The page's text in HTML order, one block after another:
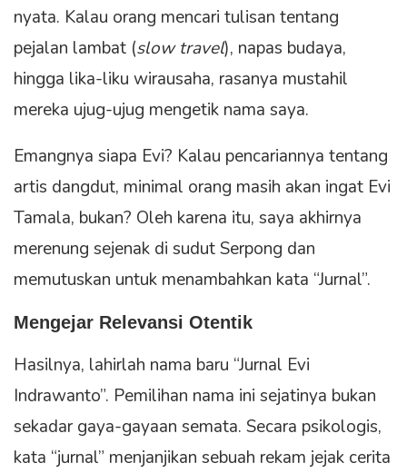
nyata. Kalau orang mencari tulisan tentang
pejalan lambat (slow travel), napas budaya,
hingga lika-liku wirausaha, rasanya mustahil
mereka ujug-ujug mengetik nama saya.
Emangnya siapa Evi? Kalau pencariannya tentang
artis dangdut, minimal orang masih akan ingat Evi
Tamala, bukan? Oleh karena itu, saya akhirnya
merenung sejenak di sudut Serpong dan
memutuskan untuk menambahkan kata “Jurnal”.
Mengejar Relevansi Otentik
Hasilnya, lahirlah nama baru “Jurnal Evi
Indrawanto”. Pemilihan nama ini sejatinya bukan
sekadar gaya-gayaan semata. Secara psikologis,
kata “jurnal” menjanjikan sebuah rekam jejak cerita